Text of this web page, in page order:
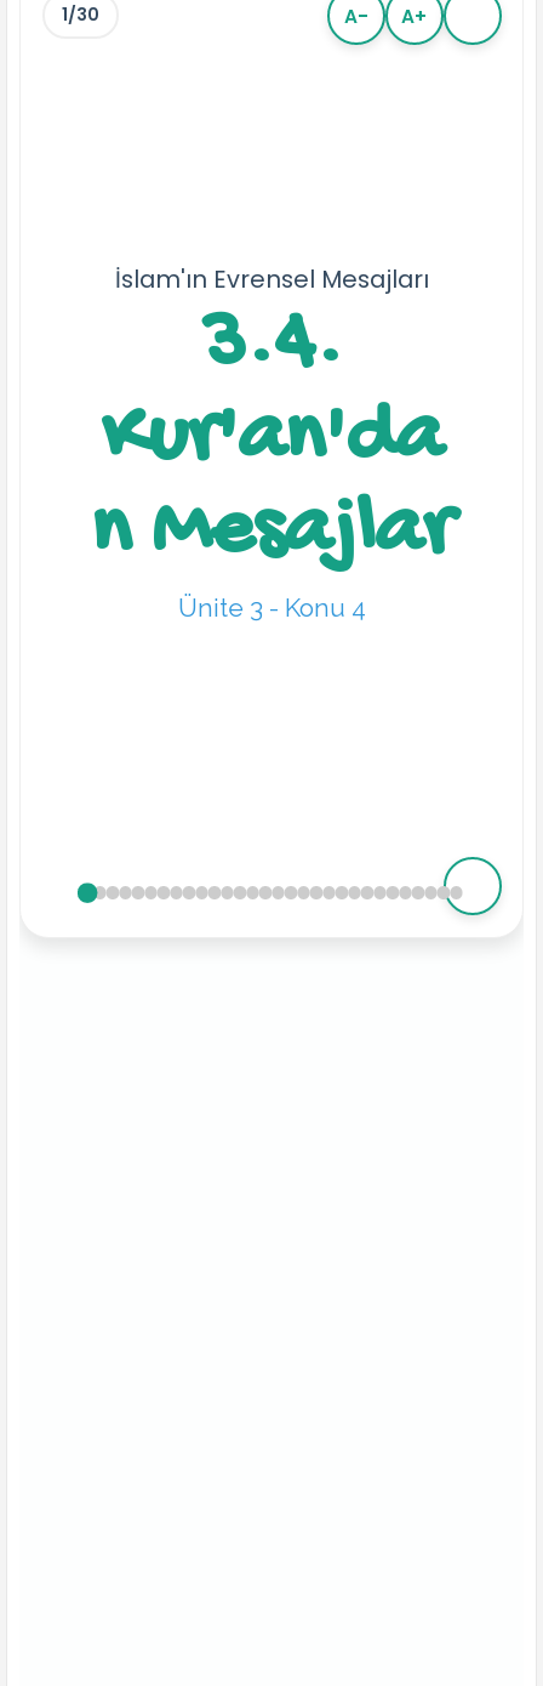
1/30 A- A+
İslam'ın Evrensel Mesajları
3.4.
Kur'an'da
n Mesajlar
Ünite 3 - Konu 4